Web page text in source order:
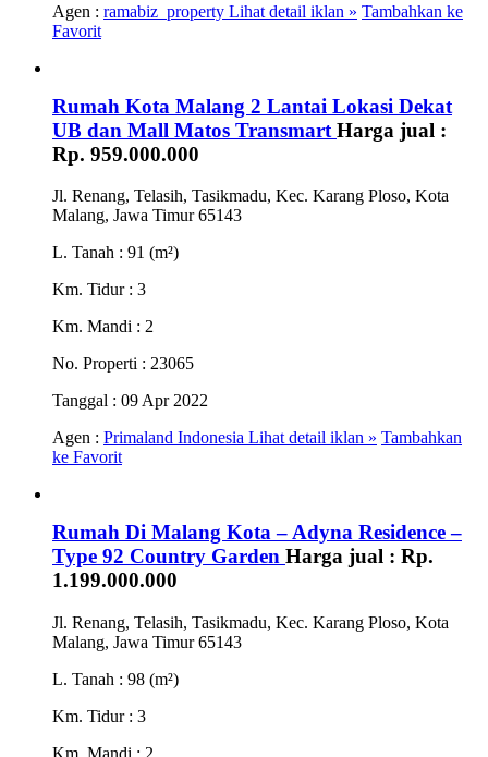
Agen : ramabiz_property Lihat detail iklan » Tambahkan ke
Favorit
Rumah Kota Malang 2 Lantai Lokasi Dekat
UB dan Mall Matos Transmart Harga jual :
Rp. 959.000.000
Jl. Renang, Telasih, Tasikmadu, Kec. Karang Ploso, Kota
Malang, Jawa Timur 65143
L. Tanah : 91 (m²)
Km. Tidur : 3
Km. Mandi : 2
No. Properti : 23065
Tanggal : 09 Apr 2022
Agen : Primaland Indonesia Lihat detail iklan » Tambahkan
ke Favorit
Rumah Di Malang Kota – Adyna Residence –
Type 92 Country Garden Harga jual : Rp.
1.199.000.000
Jl. Renang, Telasih, Tasikmadu, Kec. Karang Ploso, Kota
Malang, Jawa Timur 65143
L. Tanah : 98 (m²)
Km. Tidur : 3
Km. Mandi : 2